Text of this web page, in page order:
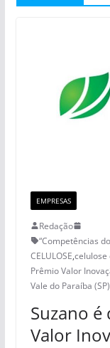
EMPRESAS
Redação
“Competências
CELULOSE,celulose
Prêmio Valor
Vale do Paraíba (SP)
Suzano
Valor